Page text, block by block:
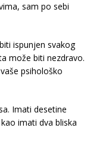
sam po sebi
ispunjen svakog
može biti nezdravo.
psihološko
Imati desetine
imati dva bliska